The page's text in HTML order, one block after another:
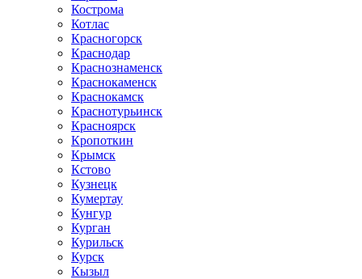
Кострома
Котлас
Красногорск
Краснодар
Краснознаменск
Краснокаменск
Краснокамск
Краснотурьинск
Красноярск
Кропоткин
Крымск
Кстово
Кузнецк
Кумертау
Кунгур
Курган
Курильск
Курск
Кызыл